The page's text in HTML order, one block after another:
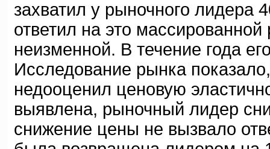
захватил у рыночного лидера
ответил на это
неизменной. В течение года
Исследование рынка
недооценил ценовую
выявлена, рыночный лидер
снижение цены не вызвало